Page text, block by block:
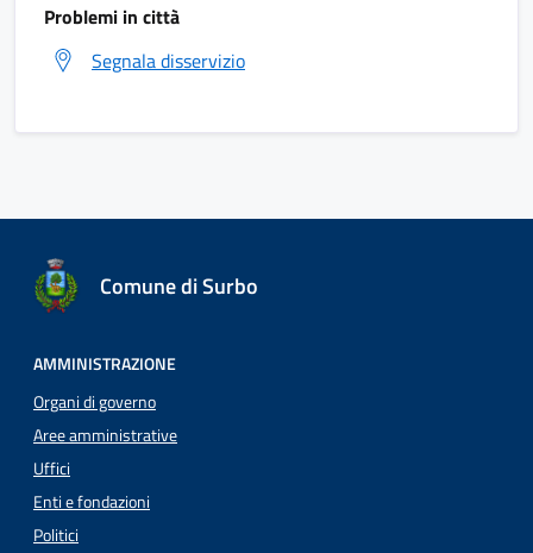
Problemi in città
Segnala disservizio
Comune di Surbo
AMMINISTRAZIONE
Organi di governo
Aree amministrative
Uffici
Enti e fondazioni
Politici